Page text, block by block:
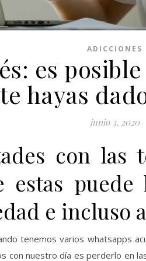
ADICCIONES
es
te hayas
junio 3, 2020
con las
estas
e incluso
tenemos varios whatsapps
con nuestro día es perderlo en